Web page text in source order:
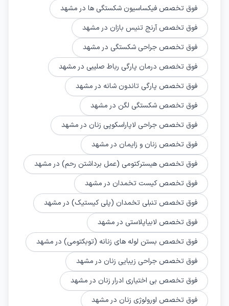
فوق تخصص فیکساسیون شکستگی‌ ها در مشهد
فوق تخصص آرنج تنیس بازان در مشهد
فوق تخصص جراحی شکستگی در مشهد
فوق تخصص درمان پارگی رباط صلیبی در مشهد
فوق تخصص پارگی تاندون شانه در مشهد
فوق تخصص شکستگی لگن در مشهد
فوق تخصص جراحی لاپاراسکوپی زنان در مشهد
فوق تخصص زنان و زایمان در مشهد
فوق تخصص هیسترکتومی (عمل برداشتن رحم) در مشهد
فوق تخصص کیست تخمدان در مشهد
فوق تخصص تنبلی تخمدان (پلی کیستیک) در مشهد
فوق تخصص لابیاپلاستی در مشهد
فوق تخصص بستن لوله های زنانه (توبکتومی) در مشهد
فوق تخصص جراحی زیبایی زنان در مشهد
فوق تخصص بی اختیاری ادرار زنان در مشهد
فوق تخصص اورولوژی زنان در مشهد